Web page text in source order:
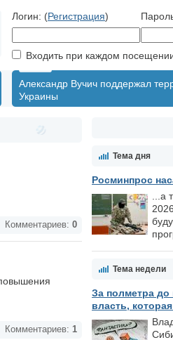
Логин: (Регистрация)
Входить при каждом
Александр Вучич поддержал
Украины
Тема дня
Росминпрос
Тема недели
За полметра до
власть,
Комментариев: 0
Комментариев: 1